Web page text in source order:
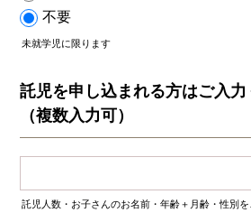
不要
未就学児に限ります
託児を申し込まれる方はご入力
（複数入力可）
託児人数・お子さんのお名前・年齢＋月齢・性別を